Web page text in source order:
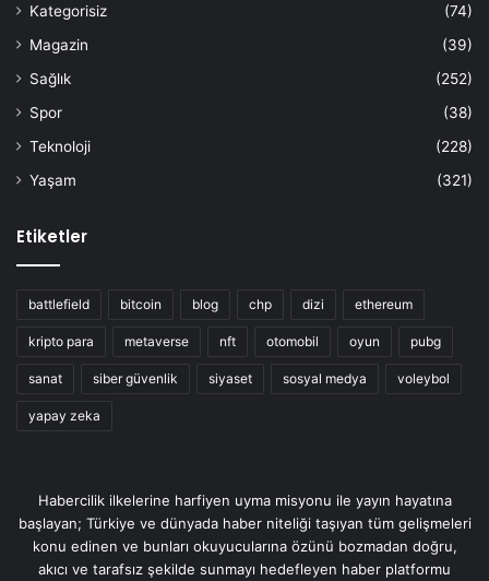
Kategorisiz
(74)
Magazin
(39)
Sağlık
(252)
Spor
(38)
Teknoloji
(228)
Yaşam
(321)
Etiketler
battlefield bitcoin blog chp dizi ethereum
kripto para metaverse nft otomobil oyun pubg
sanat siber güvenlik siyaset sosyal medya voleybol
yapay zeka
Habercilik ilkelerine harfiyen uyma misyonu ile yayın hayatına
başlayan; Türkiye ve dünyada haber niteliği taşıyan tüm gelişmeleri
konu edinen ve bunları okuyucularına özünü bozmadan doğru,
akıcı ve tarafsız şekilde sunmayı hedefleyen haber platformu